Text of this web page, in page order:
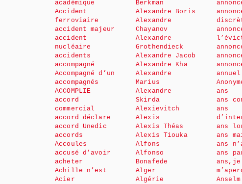
académique
Accident
ferroviaire
accident majeur
accident
nucléaire
accidents
accompagné
Accompagné d’un
accompagnés
ACCOMPLIE
accord
commercial
accord déclare
accord Unedic
accords
Accoules
accusé d’avoir
acheter
Achille n’est
Acier
Berkman
Alexandre Boris
Alexandre
Chayanov
Alexandre
Grothendieck
Alexandre Jacob
Alexandre Kha
Alexandre
Marius
Alexandre
Skirda
Alexievitch
Alexis
Alexis Théas
Alexis Tiouka
Alfons
Alfonso
Bonafede
Alger
Algérie
annuel
ans
ans
ans
ans
ans
ans
ans
ans,je